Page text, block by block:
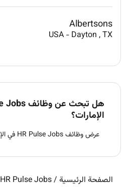
Albertsons
USA - Dayton , TX
الإمارات؟
عرض وظائف HR Pulse Jobs في الإمارات
الصفحة الرئيسية /
HR Pulse Jobs